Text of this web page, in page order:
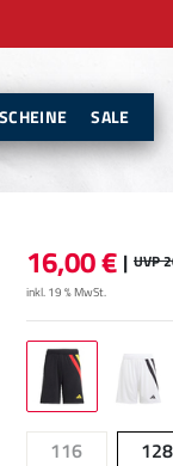
SALE
16,00€ | UVP
inkl. 19 % MwSt.
116 128